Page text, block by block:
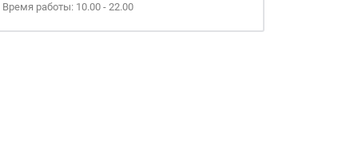
Время работы: 10.00 - 22.00